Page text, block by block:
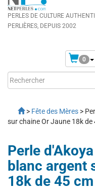
PERLES DE CULTURE
PERLIÈRES, DEPUIS 2002
0
> Fête des Mères >
sur chaine Or Jaune 18k de
Perle
blanc argent
18k de 45 cm